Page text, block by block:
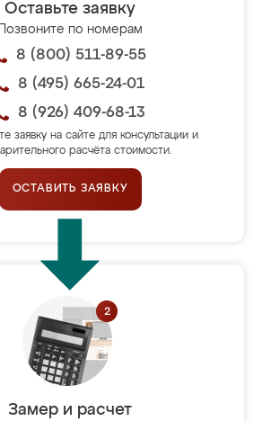
Оставьте заявку
Позвоните по номерам
8 (800) 511-89-55
8 (495) 665-24-01
8 (926) 409-68-13
заявку на сайте для консультации и
расчёта стоимости.
ОСТАВИТЬ ЗАЯВКУ
Замер и расчет